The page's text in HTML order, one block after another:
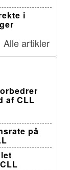
i
Alle artikler
af CLL
på